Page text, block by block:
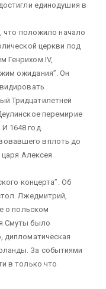
единодушия в
что положило начало
церкви под
Генрихом IV,
ожидания”. Он
Тридцатилетней
перемирие
1648 год.
вплоть до
Алексея
концерта”. Об
Лжедмитрий,
о польском
Смуты было
дипломатическая
За событиями
в только что